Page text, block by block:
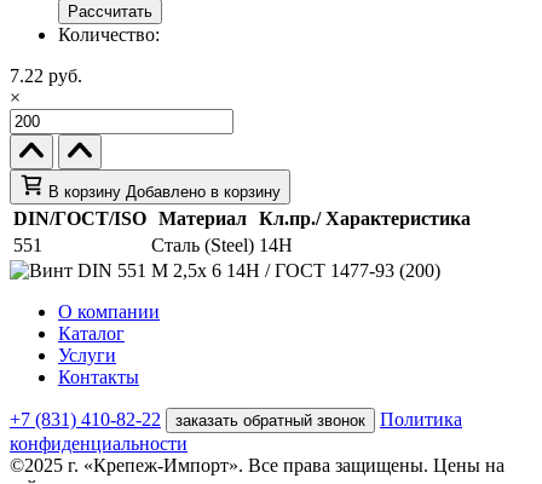
Рассчитать
Количество:
7.22 руб.
×
В корзину Добавлено в корзину
DIN/ГОСТ/ISO Материал Кл.пр./ Характеристика
551
Сталь (Steel) 14H
О компании
Каталог
Услуги
Контакты
+7 (831) 410-82-22 заказать обратный звонок
Политика
конфиденциальности
©2025 г. «Крепеж-Импорт». Все права защищены. Цены на